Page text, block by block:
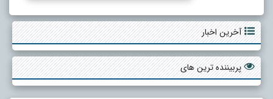
آخرین اخبار
پربیننده ترین های